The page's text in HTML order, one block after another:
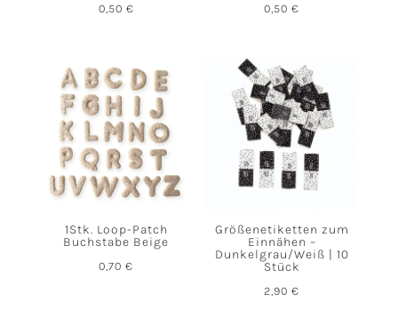
0,50 € 0,50€
1Stk. Loop-Patch
Buchstabe Beige
0,70€
Größenetiketten zum
Einnähen –
Dunkelgrau/Weiß | 10
Stück
2,90€